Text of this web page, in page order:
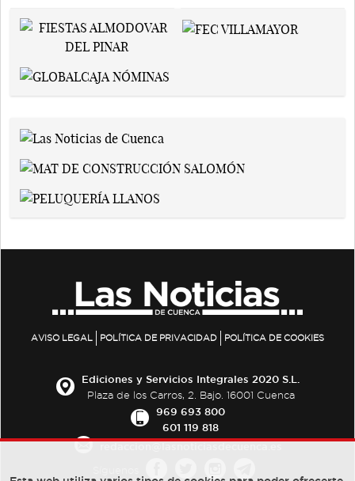
AVISO LEGAL POLÍTICA DE PRIVACIDAD POLÍTICA DE COOKIES
Ediciones y Servicios Integrales 2020 S.L.
Plaza de los Carros, 2. Bajo. 16001 Cuenca
969 693 800
601 119 818